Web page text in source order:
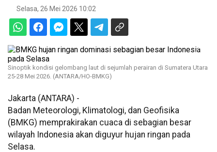
Selasa, 26 Mei 2026 10:02
Sinoptik kondisi gelombang laut di sejumlah perairan di Sumatera Utara
25-28 Mei 2026. (ANTARA/HO-BMKG)
Jakarta (ANTARA) -
Badan Meteorologi, Klimatologi, dan Geofisika
(BMKG) memprakirakan cuaca di sebagian besar
wilayah Indonesia akan diguyur hujan ringan pada
Selasa.